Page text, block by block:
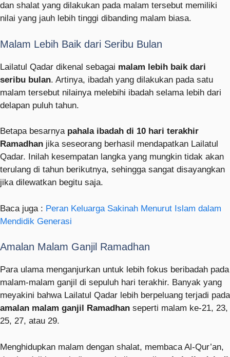
dan shalat yang dilakukan pada malam tersebut memiliki
nilai yang jauh lebih tinggi dibanding malam biasa.
Malam Lebih Baik dari Seribu Bulan
Lailatul Qadar dikenal sebagai malam lebih baik dari
seribu bulan. Artinya, ibadah yang dilakukan pada satu
malam tersebut nilainya melebihi ibadah selama lebih dari
delapan puluh tahun.
Betapa besarnya pahala ibadah di 10 hari terakhir
Ramadhan jika seseorang berhasil mendapatkan Lailatul
Qadar. Inilah kesempatan langka yang mungkin tidak akan
terulang di tahun berikutnya, sehingga sangat disayangkan
jika dilewatkan begitu saja.
Baca juga : Peran Keluarga Sakinah Menurut Islam dalam
Mendidik Generasi
Amalan Malam Ganjil Ramadhan
Para ulama menganjurkan untuk lebih fokus beribadah pada
malam-malam ganjil di sepuluh hari terakhir. Banyak yang
meyakini bahwa Lailatul Qadar lebih berpeluang terjadi pada
amalan malam ganjil Ramadhan seperti malam ke-21, 23,
25, 27, atau 29.
Menghidupkan malam dengan shalat, membaca Al-Qur’an,